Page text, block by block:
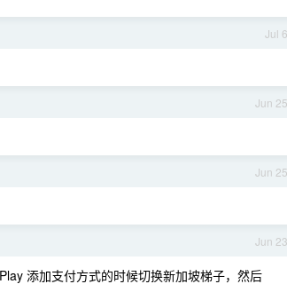
Jul 6
Jun 25
Jun 25
Jun 23
添加支付方式的时候切换新加坡梯子，然后